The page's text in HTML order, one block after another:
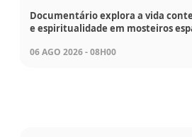
Documentário explora a vida
e espiritualidade em mosteiros
06 AGO 2026 - 08H00